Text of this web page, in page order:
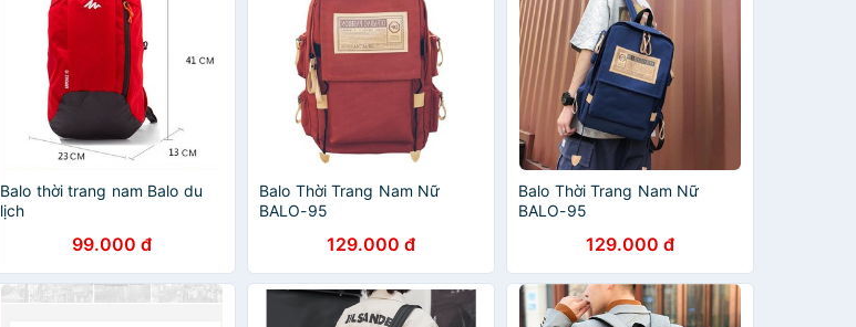
Balo thời trang nam Balo du
lịch
99.000 đ
Balo Thời Trang Nam Nữ
BALO-95
129.000 đ
Balo Thời Trang Nam Nữ
BALO-95
129.000 đ